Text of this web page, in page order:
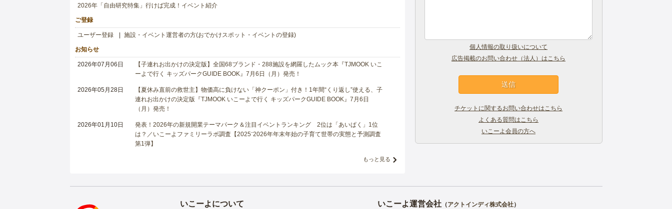
2026年「自由研究特集」行けば完成！イベント紹介
ご登録
ユーザー登録 施設・イベント運営者の方(おでかけスポット・イベントの登録)
お知らせ
2026年07月06日
【子連れお出かけの決定版】全国68ブランド・288施設を網羅したムック本『TJMOOK いこ
ーよで行く キッズパークGUIDE BOOK』7月6日（月）発売！
2026年05月28日
【夏休み直前の救世主】物価高に負けない「神クーポン」付き！1年間“くり返し”使える、子
連れお出かけの決定版『TJMOOK いこーよで行く キッズパークGUIDE BOOK』7月6日
（月）発売！
2026年01月10日
発表！2026年の新規開業テーマパーク＆注目イベントランキング 2位は「あいぱく」1位
は？／いこーよファミリーラボ調査【2025⁻2026年年末年始の子育て世帯の実態と予測調査
第1弾】
もっと見る
個人情報の取り扱いについて
広告掲載のお問い合わせ（法人）はこちら
チケットに関するお問い合わせはこちら
よくある質問はこちら
いこーよ会員の方へ
いこーよについて いこーよ運営会社（アクトインディ株式会社）